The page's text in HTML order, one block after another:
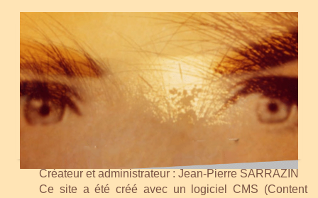
Créateur et administrateur : Jean-Pierre SARRAZIN
Ce site a été créé avec un logiciel CMS (Content